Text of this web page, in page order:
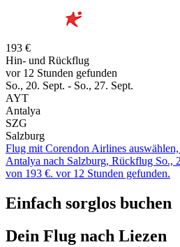
193 €
Hin- und Rückflug
vor 12 Stunden gefunden
So., 20. Sept. - So., 27. Sept.
AYT
Antalya
SZG
Salzburg
Flug mit Corendon Airlines
Antalya nach Salzburg, Rückflug So.,
von 193 €. vor 12 Stunden gefunden.
Einfach sorglos buchen
Dein Flug nach Liezen